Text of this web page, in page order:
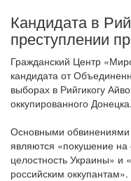
Кандидата в
преступлении
Гражданский Центр
кандидата от
выборах в Рийгикогу
оккупированного Донецка.
Основными обвинениями
являются «покушение на
целостность Украины» и
российским оккупантам».